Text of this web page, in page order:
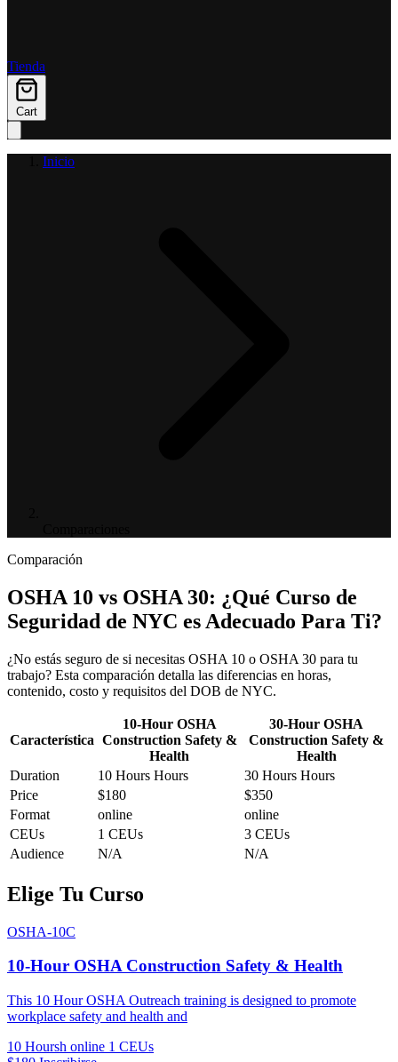
Tienda
Cart
Inicio
Comparación
OSHA 10 vs OSHA 30: ¿Qué Curso de
Seguridad de NYC es Adecuado Para Ti?
¿No estás seguro de si necesitas OSHA 10 o OSHA 30 para tu
trabajo? Esta comparación detalla las diferencias en horas,
contenido, costo y requisitos del DOB de NYC.
Característica
10-Hour OSHA
Construction Safety &
Health
30-Hour OSHA
Construction Safety &
Health
Duration
10 Hours Hours
30 Hours Hours
Price
$180
$350
Format
online
online
CEUs
1 CEUs
3 CEUs
Audience
N/A N/A
Elige Tu Curso
OSHA-10C
10-Hour OSHA Construction Safety & Health
This 10 Hour OSHA Outreach training is designed to promote
workplace safety and health and
10 Hoursh online 1 CEUs